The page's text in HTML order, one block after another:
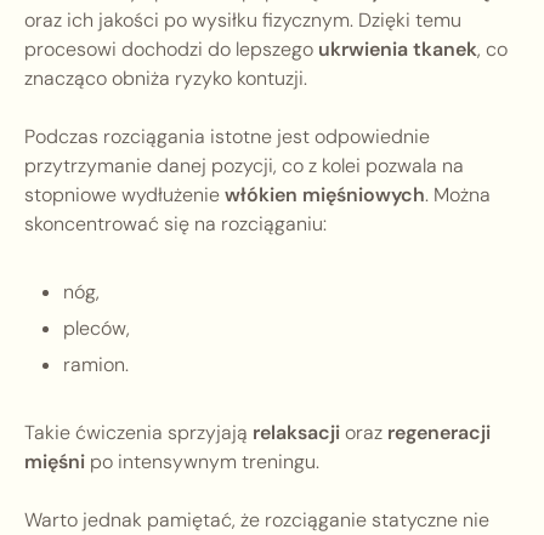
oraz ich jakości po wysiłku fizycznym. Dzięki temu
procesowi dochodzi do lepszego ukrwienia tkanek, co
znacząco obniża ryzyko kontuzji.
Podczas rozciągania istotne jest odpowiednie
przytrzymanie danej pozycji, co z kolei pozwala na
stopniowe wydłużeniewłókien mięśniowych. Można
skoncentrować się na rozciąganiu:
nóg,
pleców,
ramion.
Takie ćwiczenia sprzyjają relaksacjioraz regeneracji
mięśni po intensywnym treningu.
Warto jednak pamiętać, że rozciąganie statyczne nie